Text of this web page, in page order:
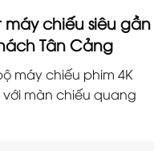
chiếu siêu gần
Tân Cảng
máy chiếu phim 4K
màn chiếu quang